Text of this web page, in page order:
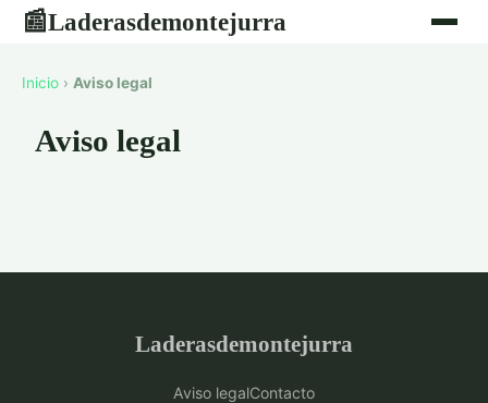
📰Laderasdemontejurra
Inicio › Aviso legal
Aviso legal
Laderasdemontejurra
Aviso legalContacto